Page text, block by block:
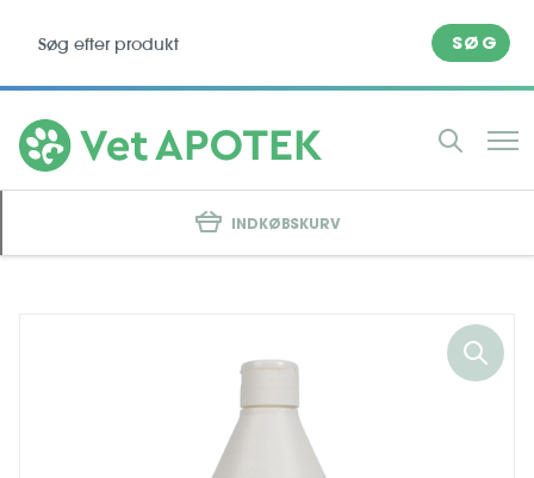
SØG
INDKØBSKURV